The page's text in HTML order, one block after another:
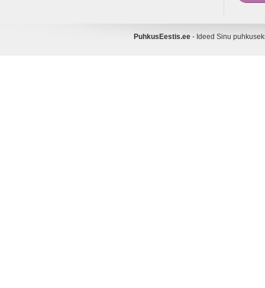
PuhkusEestis.ee- Ideed Sinu